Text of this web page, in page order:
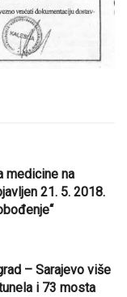
medicine na
21. 5. 2018.
– Sarajevo više
i 73 mosta